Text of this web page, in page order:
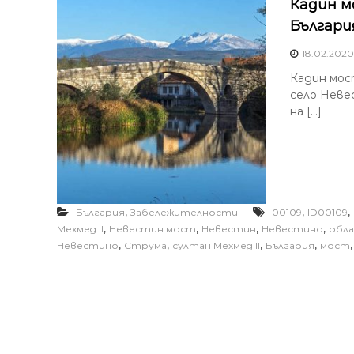
Кадин
18.02.2020
Кадин
село
на […]
България, Забележителности 00109, ID00109,
Мехмед II, Невестин мост, Невестин, Невестино,
Невестино, Струма, султан Мехмед II, България, мост,